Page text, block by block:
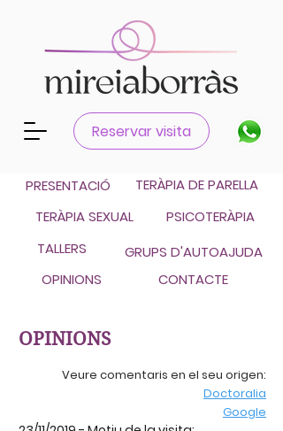
Reservar visita
Català
Castellano
PRESENTACIÓ
TERÀPIA DE PARELLA
TERÀPIA SEXUAL
PSICOTERÀPIA
TALLERS
OPINIONS
GRUPS D'AUTOAJUDA
CONTACTE
OPINIONS
Veure comentaris en el seu origen:
Doctoralia
Google